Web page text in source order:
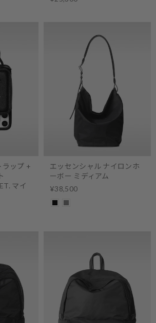
ラップ +
マイ
エッセンシャル ナイロンホ
ーボー ミディアム
¥38,500